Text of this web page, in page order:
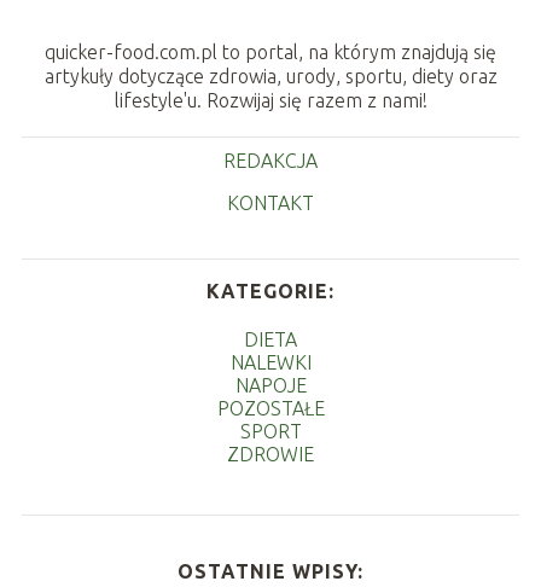
quicker-food.com.pl to portal, na którym znajdują się
artykuły dotyczące zdrowia, urody, sportu, diety oraz
lifestyle'u. Rozwijaj się razem z nami!
REDAKCJA
KONTAKT
KATEGORIE:
DIETA
NALEWKI
NAPOJE
POZOSTAŁE
SPORT
ZDROWIE
OSTATNIE WPISY: